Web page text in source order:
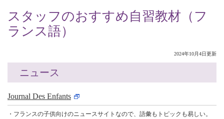
スタッフのおすすめ自習教材（フ
ランス語）
2024年10月4日更新
ニュース
Journal Des Enfants
・フランスの子供向けのニュースサイトなので、語彙もトピックも易しい。